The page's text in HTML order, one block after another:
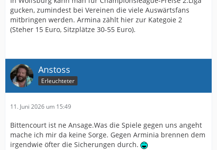
gucken, zumindest bei Vereinen die viele Auswärtsfans
mitbringen werden. Armina zählt hier zur Kategoie 2
(Steher 15 Euro, Sitzplätze 30-55 Euro).
Anstoss
Erleuchteter
11. Juni 2026 um 15:49
Bittencourt ist ne Ansage.Was die Spiele gegen uns angeht
mache ich mir da keine Sorge. Gegen Arminia brennen dem
irgendwie öfter die Sicherungen durch.